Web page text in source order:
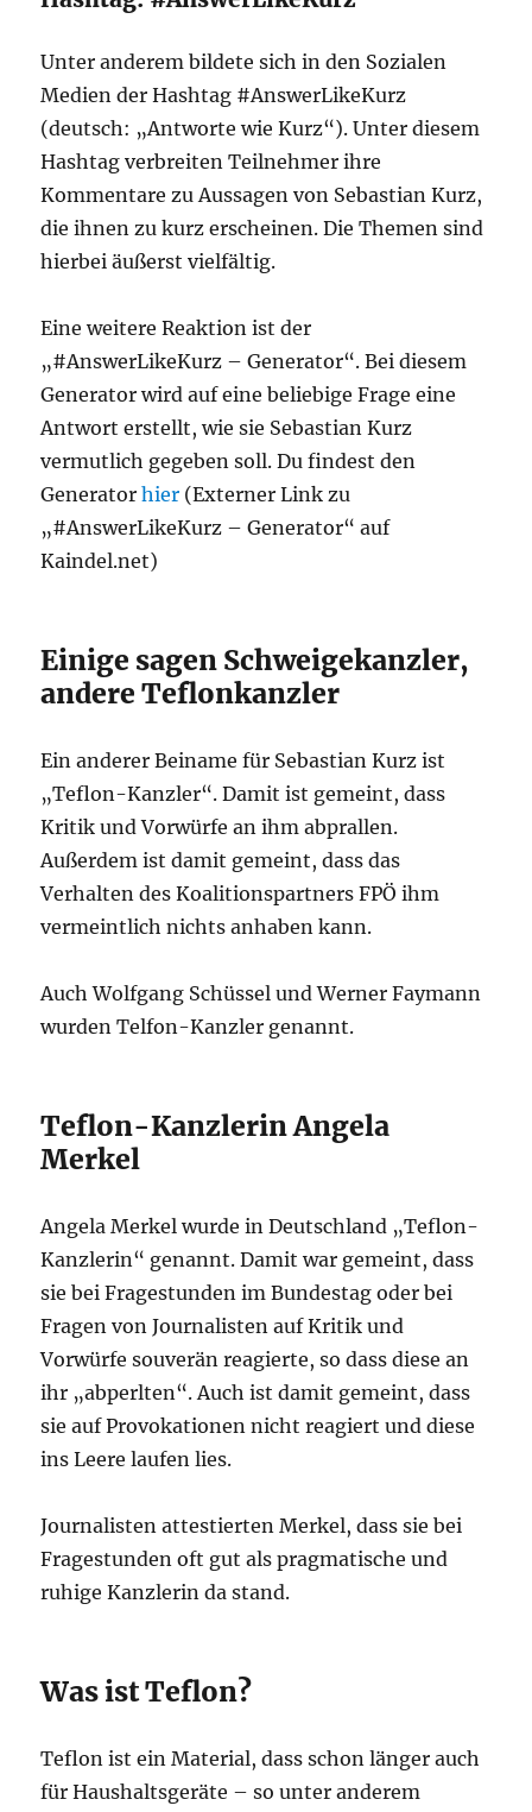
Unter anderem bildete sich in den Sozialen
Medien der Hashtag #AnswerLikeKurz
(deutsch: „Antworte wie Kurz“). Unter diesem
Hashtag verbreiten Teilnehmer ihre
Kommentare zu Aussagen von Sebastian Kurz,
die ihnen zu kurz erscheinen. Die Themen sind
hierbei äußerst vielfältig.
Eine weitere Reaktion ist der
„#AnswerLikeKurz – Generator“. Bei diesem
Generator wird auf eine beliebige Frage eine
Antwort erstellt, wie sie Sebastian Kurz
vermutlich gegeben soll. Du findest den
Generatorhier (Externer Link zu
„#AnswerLikeKurz – Generator“ auf
Kaindel.net)
Einige sagen Schweigekanzler,
andere Teflonkanzler
Ein anderer Beiname für Sebastian Kurz ist
„Teflon-Kanzler“. Damit ist gemeint, dass
Kritik und Vorwürfe an ihm abprallen.
Außerdem ist damit gemeint, dass das
Verhalten des Koalitionspartners FPÖ ihm
vermeintlich nichts anhaben kann.
Auch Wolfgang Schüssel und Werner Faymann
wurden Telfon-Kanzler genannt.
Teflon-Kanzlerin Angela
Merkel
Angela Merkel wurde in Deutschland „Teflon-
Kanzlerin“ genannt. Damit war gemeint, dass
sie bei Fragestunden im Bundestag oder bei
Fragen von Journalisten auf Kritik und
Vorwürfe souverän reagierte, so dass diese an
ihr „abperlten“. Auch ist damit gemeint, dass
sie auf Provokationen nicht reagiert und diese
ins Leere laufen lies.
Journalisten attestierten Merkel, dass sie bei
Fragestunden oft gut als pragmatische und
ruhige Kanzlerin da stand.
Was ist Teflon?
Teflon ist ein Material, dass schon länger auch
für Haushaltsgeräte – so unter anderem